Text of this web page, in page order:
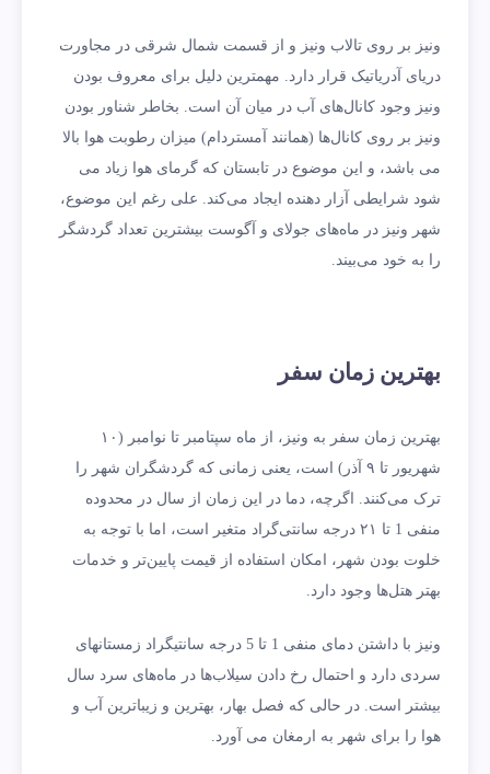
ونیز بر روی تالاب ونیز و از قسمت شمال شرقی‌ در مجاورت
دریای آدریاتیک قرار دارد. مهمترین دلیل برای معروف بودن
ونیز وجود کانال‌های آب در میان آن است. بخاطر شناور بودن
ونیز بر روی کانال‌ها (همانند آمستردام) میزان رطوبت هوا بالا
می باشد، و این موضوع در تابستان‌ که گرمای هوا زیاد می
شود شرایطی آزار دهنده‌ ایجاد می‌کند. علی رغم این موضوع،
شهر ونیز در ماه‌های جولای و آگوست بیشترین تعداد گردشگر
را به خود می‌بیند.
بهترین زمان سفر
بهترین زمان سفر به ونیز، از ماه سپتامبر تا نوامبر (۱۰
شهریور تا ۹ آذر) است، یعنی زمانی که گردشگران شهر را
ترک می‌کنند. اگرچه، دما در این زمان از سال در محدوده
منفی 1 تا ۲۱ درجه سانتی‌گراد متغیر است، اما با توجه به
خلوت بودن شهر، امکان استفاده از قیمت پایین‌تر و خدمات
بهتر هتل‌ها وجود دارد.
ونیز با داشتن دمای منفی 1 تا 5 درجه سانتیگراد زمستانهای
سردی دارد و احتمال رخ دادن سیلاب‌ها در ماه‌های سرد سال
بیشتر است. در حالی که فصل بهار، بهترین و زیباترین آب و
هوا را برای شهر به ارمغان می آورد.